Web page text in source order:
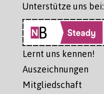
Unterstütze uns bei:
Lernt uns kennen!
Auszeichnungen
Mitgliedschaft